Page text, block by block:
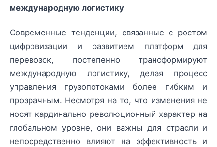
международную логистику
Современные тенденции, связанные с ростом
цифровизации и развитием платформ для
перевозок, постепенно трансформируют
международную логистику, делая процесс
управления грузопотоками более гибким и
прозрачным. Несмотря на то, что изменения не
носят кардинально революционный характер на
глобальном уровне, они важны для отрасли и
непосредственно влияют на эффективность и